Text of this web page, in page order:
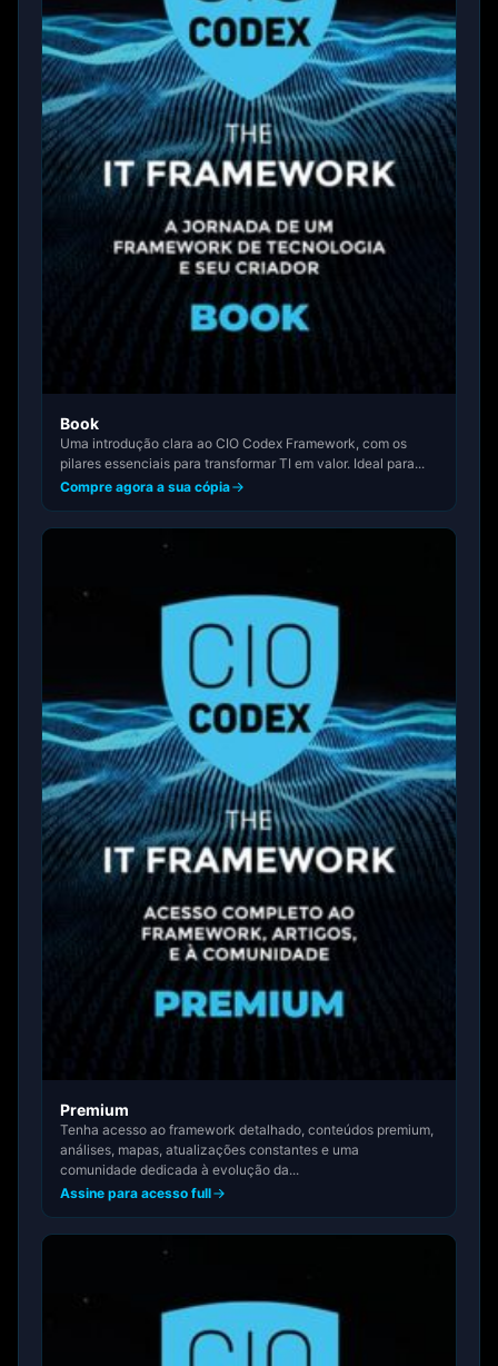
Book
Uma introdução clara ao CIO Codex Framework, com os
pilares essenciais para transformar TI em valor. Ideal para...
Compre agora a sua cópia
Premium
Tenha acesso ao framework detalhado, conteúdos premium,
análises, mapas, atualizações constantes e uma
comunidade dedicada à evolução da...
Assine para acesso full